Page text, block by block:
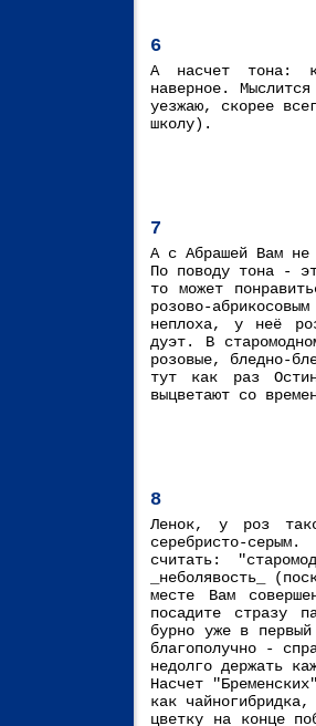
6
А насчет тона:
наверное.
уезжаю, скорее
школу).
7
А с Абрашей Вам не
По поводу тона -
то может
розово-
неплоха, у неё
дуэт. В
розовые, бледно-
тут как раз
выцветают со
8
Ленок, у роз
серебристо-
считать:
_неболявость_
месте Вам
посадите стразу
бурно уже в
благополучно -
недолго держать
Насчет
как
цветку на конце